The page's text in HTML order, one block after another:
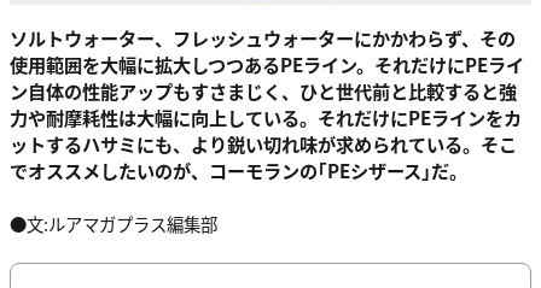
ソルトウォーター、フレッシュウォーターにかかわらず、その
使用範囲を大幅に拡大しつつあるPEライン。それだけにPEライ
ン自体の性能アップもすさまじく、ひと世代前と比較すると強
力や耐摩耗性は大幅に向上している。それだけにPEラインをカ
ットするハサミにも、より鋭い切れ味が求められている。そこ
でオススメしたいのが、コーモランの｢PEシザース｣だ。
●文:ルアマガプラス編集部